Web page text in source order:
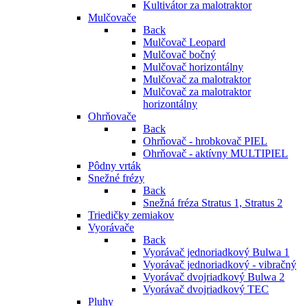
Kultivátor za malotraktor
Mulčovače
Back
Mulčovač Leopard
Mulčovač bočný
Mulčovač horizontálny
Mulčovač za malotraktor
Mulčovač za malotraktor
horizontálny
Ohrňovače
Back
Ohrňovač - hrobkovač PIEL
Ohrňovač - aktívny MULTIPIEL
Pôdny vrták
Snežné frézy
Back
Snežná fréza Stratus 1, Stratus 2
Triedičky zemiakov
Vyorávače
Back
Vyorávač jednoriadkový Bulwa 1
Vyorávač jednoriadkový - vibračný
Vyorávač dvojriadkový Bulwa 2
Vyorávač dvojriadkový TEC
Pluhy